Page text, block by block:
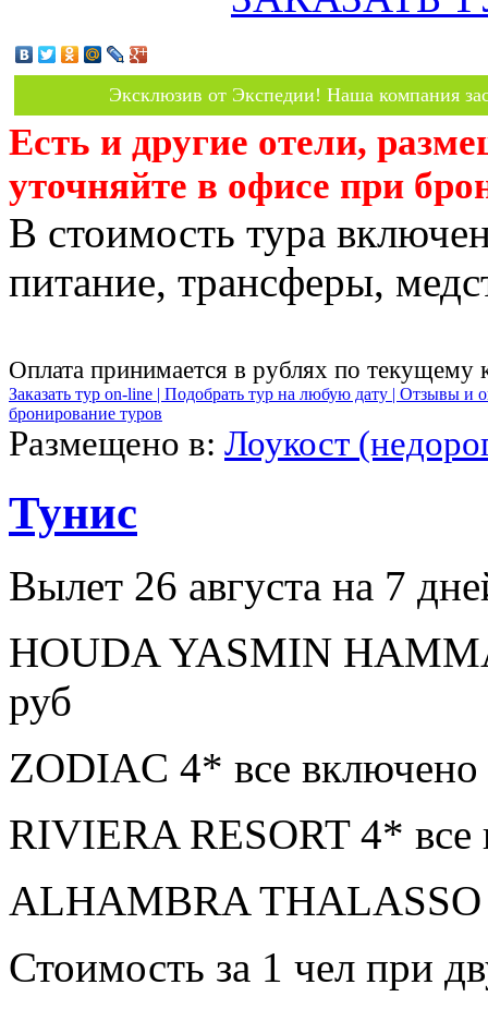
Эксклюзив от Экспедии! Наша компания
Есть и другие отели,
уточняйте в офисе при
В стоимость тура
питание, трансферы,
Оплата принимается в рублях по текущему
Заказать тур on-line | Подобрать тур на любую дату | Отзывы и
бронирование туров
Размещено в: Лоукост
Тунис
Вылет 26 августа на 7
HOUDA YASMIN
руб
ZODIAC 4* все включено
RIVIERA RESORT 4* все
ALHAMBRA THALASSO
Стоимость за 1 чел при